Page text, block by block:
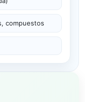
compuestos